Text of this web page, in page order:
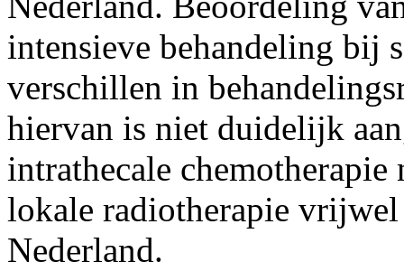
intensieve behandeling bij
verschillen in
hiervan is niet duidelijk
intrathecale chemotherapie
lokale radiotherapie
Nederland.